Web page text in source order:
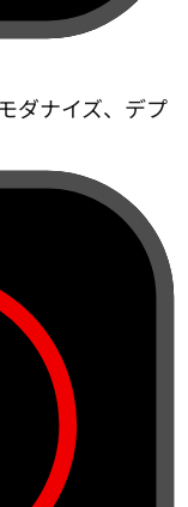
ダナイズ、デプ